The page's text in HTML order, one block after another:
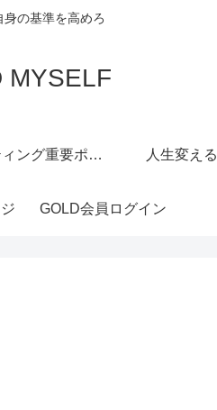
身の基準を高めろ
MYSELF
マーケティング重要ポイント 人生変える
GOLD会員ログイン